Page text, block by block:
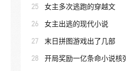
25 女主多次逃跑的穿越文
26 女主出逃的现代小说
27 末日拼图游戏出了几部
28 开局奖励一亿条命小说核